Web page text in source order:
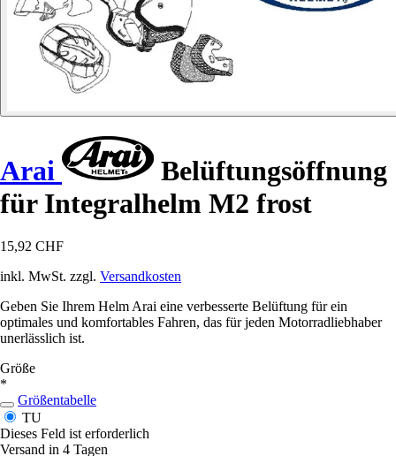
Arai
Belüftungsöffnung
für Integralhelm M2 frost
15,92 CHF
inkl. MwSt. zzgl. Versandkosten
Geben Sie Ihrem Helm Arai eine verbesserte Belüftung für ein
optimales und komfortables Fahren, das für jeden Motorradliebhaber
unerlässlich ist.
Größe
*
Größentabelle
TU
Dieses Feld ist erforderlich
Versand in 4 Tagen